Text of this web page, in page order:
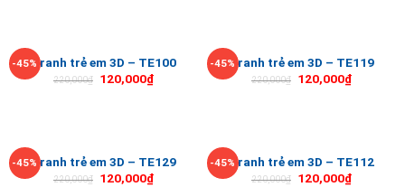
-45%Tranh trẻ em 3D – TE100
220,000₫ 120,000₫
-45%Tranh trẻ em 3D – TE119
220,000₫ 120,000₫
-45%Tranh trẻ em 3D – TE129
220,000₫ 120,000₫
-45%Tranh trẻ em 3D – TE112
220,000₫ 120,000₫